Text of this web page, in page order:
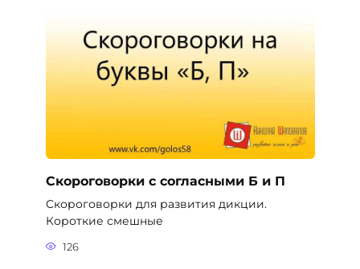
Скороговорки с согласными Б и П
Скороговорки для развития дикции.
Короткие смешные
126